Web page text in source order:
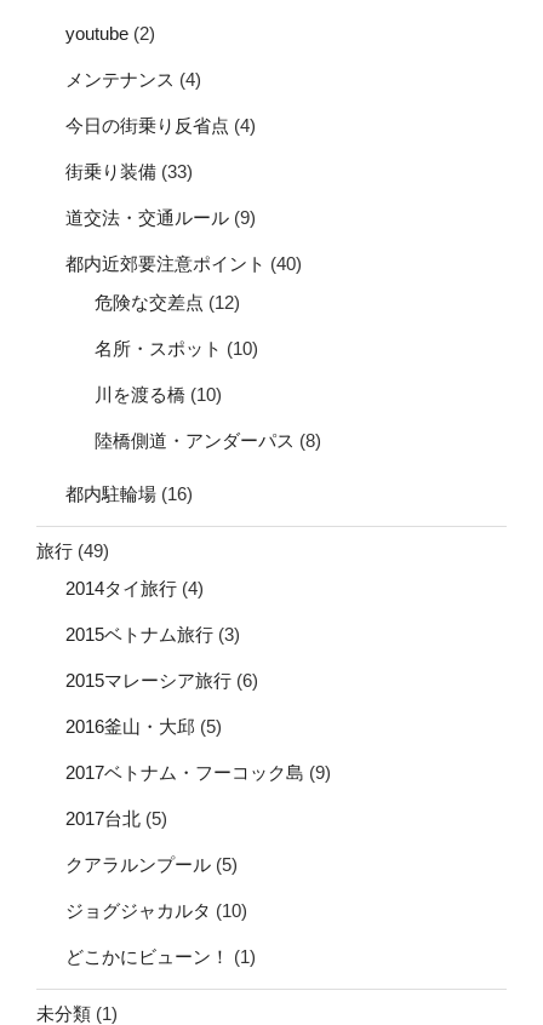
youtube (2)
メンテナンス (4)
今日の街乗り反省点 (4)
街乗り装備 (33)
道交法・交通ルール (9)
都内近郊要注意ポイント (40)
危険な交差点 (12)
名所・スポット (10)
川を渡る橋 (10)
陸橋側道・アンダーパス (8)
都内駐輪場 (16)
旅行 (49)
2014タイ旅行 (4)
2015ベトナム旅行 (3)
2015マレーシア旅行 (6)
2016釜山・大邱 (5)
2017ベトナム・フーコック島 (9)
2017台北 (5)
クアラルンプール (5)
ジョグジャカルタ (10)
どこかにビューン！ (1)
未分類 (1)